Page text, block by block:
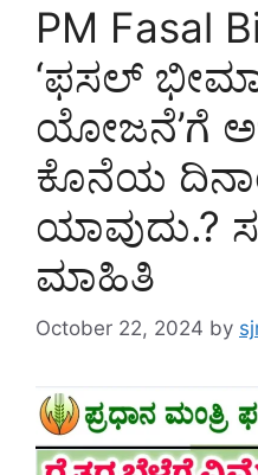
PM Fasal
‘ಫಸಲ್
ಯೋಜನೆ’ಗೆ
ಕೊನೆಯ
ಯಾವುದು.?
ಮಾಹಿತಿ
October 22, 2024 by